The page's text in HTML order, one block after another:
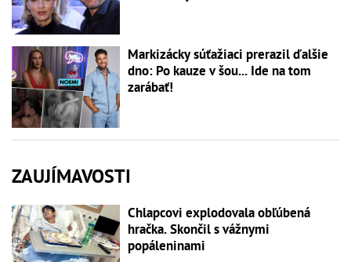
Markizácky súťažiaci prerazil ďalšie
dno: Po kauze v šou... Ide na tom
zarábať!
ZAUJÍMAVOSTI
Chlapcovi explodovala obľúbená
hračka. Skončil s vážnymi
popáleninami